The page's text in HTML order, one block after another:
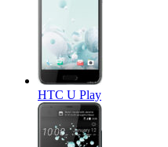
HTC U Play